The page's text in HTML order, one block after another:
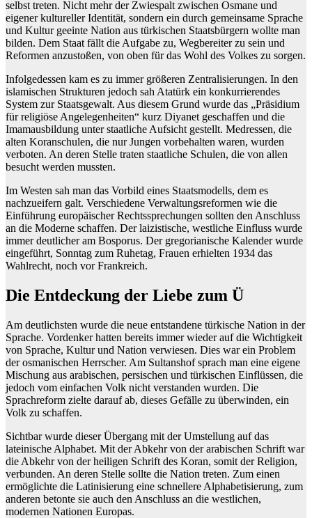
selbst treten. Nicht mehr der Zwiespalt zwischen Osmane und
eigener kultureller Identität, sondern ein durch gemeinsame Sprache
und Kultur geeinte Nation aus türkischen Staatsbürgern wollte man
bilden. Dem Staat fällt die Aufgabe zu, Wegbereiter zu sein und
Reformen anzustoßen, von oben für das Wohl des Volkes zu sorgen.
Infolgedessen kam es zu immer größeren Zentralisierungen. In den
islamischen Strukturen jedoch sah Atatürk ein konkurrierendes
System zur Staatsgewalt. Aus diesem Grund wurde das „Präsidium
für religiöse Angelegenheiten“ kurz Diyanet geschaffen und die
Imamausbildung unter staatliche Aufsicht gestellt. Medressen, die
alten Koranschulen, die nur Jungen vorbehalten waren, wurden
verboten. An deren Stelle traten staatliche Schulen, die von allen
besucht werden mussten.
Im Westen sah man das Vorbild eines Staatsmodells, dem es
nachzueifern galt. Verschiedene Verwaltungsreformen wie die
Einführung europäischer Rechtssprechungen sollten den Anschluss
an die Moderne schaffen. Der laizistische, westliche Einfluss wurde
immer deutlicher am Bosporus. Der gregorianische Kalender wurde
eingeführt, Sonntag zum Ruhetag, Frauen erhielten 1934 das
Wahlrecht, noch vor Frankreich.
Die Entdeckung der Liebe zum Ü
Am deutlichsten wurde die neue entstandene türkische Nation in der
Sprache. Vordenker hatten bereits immer wieder auf die Wichtigkeit
von Sprache, Kultur und Nation verwiesen. Dies war ein Problem
der osmanischen Herrscher. Am Sultanshof sprach man eine eigene
Mischung aus arabischen, persischen und türkischen Einflüssen, die
jedoch vom einfachen Volk nicht verstanden wurden. Die
Sprachreform zielte darauf ab, dieses Gefälle zu überwinden, ein
Volk zu schaffen.
Sichtbar wurde dieser Übergang mit der Umstellung auf das
lateinische Alphabet. Mit der Abkehr von der arabischen Schrift war
die Abkehr von der heiligen Schrift des Koran, somit der Religion,
verbunden. An deren Stelle sollte die Nation treten. Zum einen
ermöglichte die Latinisierung eine schnellere Alphabetisierung, zum
anderen betonte sie auch den Anschluss an die westlichen,
modernen Nationen Europas.